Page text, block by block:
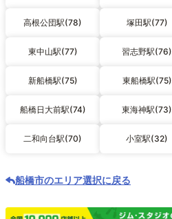
高根公団駅(78) 塚田駅(77)
東中山駅(77) 習志野駅(76)
新船橋駅(75) 東船橋駅(75)
船橋日大前駅(74) 東海神駅(73)
二和向台駅(70) 小室駅(32)
船橋市のエリア選択に戻る